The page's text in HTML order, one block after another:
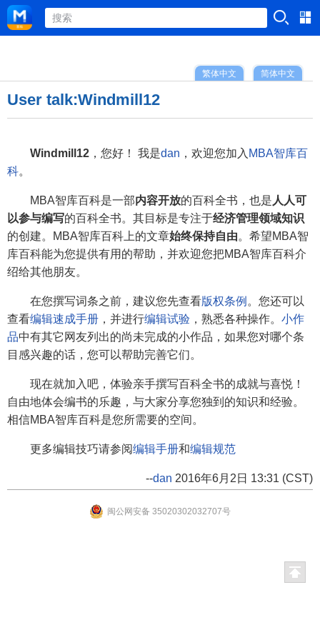
简体中文
繁体中文
User talk:Windmill12
Windmill12 ，您好！ 我是dan ，欢迎您加入 MBA智库百
科。
MBA智库百科是一部内容开放的百科全书，也是 人人可
以参与编写的百科全书。其目标是专注于经济管理领域知识
的创建。MBA智库百科上的文章始终保持自由。希望MBA智
库百科能为您提供有用的帮助，并欢迎您把MBA智库百科介
绍给其他朋友。
在您撰写词条之前，建议您先查看版权条例 。您还可以
查看编辑速成手册 ，并进行编辑试验 ，熟悉各种操作。 小作
品中有其它网友列出的尚未完成的小作品，如果您对哪个条
目感兴趣的话，您可以帮助完善它们。
现在就加入吧，体验亲手撰写百科全书的成就与喜悦！
自由地体会编书的乐趣，与大家分享您独到的知识和经验。
相信MBA智库百科是您所需要的空间。
更多编辑技巧请参阅编辑手册和编辑规范
--dan 2016年6月2日 13:31 (CST)
闽公网安备 35020302032707号